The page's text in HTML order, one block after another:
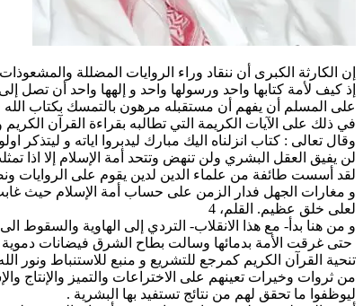
إن الكارثة الكبرى أن ننقاد وراء الروايات المضللة
إذ كيف لأمة كتابها واحد ورسولها واحد و إلهها واحد أن تصل
على المسلم أن يفهم أن مستقبله مرهون بالتمسك بكتاب
في ذلك على الآيات الكريمة التي تطالبه بقراءة القرآن الكريم
وقال تعالى : كتاب انزلناه اليك مبارك ليدبروا اياته و ليتذكر اولو
لن يفيق العقل البشري ولن تنهض وتتحد أمة الإسلام إلا اذا
لقد أسست طائفة من علماء الدين لدين يقوم على الروايات
و مغارات الجهل فدار الزمن على حساب أمة الإسلام حيث غابت
لعلى خلق عظيم. القلم، 4
و من هنا بدأ- مع هذا الانقلاب- التردي إلى الهاوية
حتى غرقت الأمة بدمائها وسالت بطاح الشرق فيضانات دموية
تنحية القرآن الكريم كمرجع للتشريع و منبع للاستنباط ونور
من ثروات وخيرات تعينهم على الاختراعات والتميز والإنتاج
ليوظفوا ما تحقق لهم من نتائج تستفيد بها البشرية .